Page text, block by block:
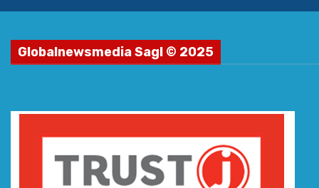
Globalnewsmedia Sagl © 2025